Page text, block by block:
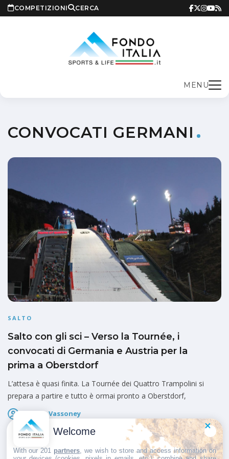
COMPETIZIONI CERCA
MENU
CONVOCATI GERMANI
SALTO
Salto con gli sci – Verso la Tournée, i
convocati di Germania e Austria per la
prima a Oberstdorf
L’attesa è quasi finita. La Tournée dei Quattro Trampolini si
prepara a partire e tutto è ormai pronto a Oberstdorf,
Fausto Vassoney
Pubblicato il
Welcome
With our 201 partners , we wish to store and access information on